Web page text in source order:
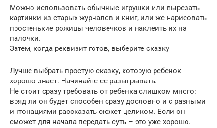
Можно использовать обычные игрушки или вырезать
картинки из старых журналов и книг, или же нарисовать
простенькие рожицы человечков и наклеить их на
палочки.
Затем, когда реквизит готов, выберите сказку
Лучше выбрать простую сказку, которую ребенок
хорошо знает. Начинайте ее разыгрывать.
Не стоит сразу требовать от ребенка слишком много:
вряд ли он будет способен сразу дословно и с разными
интонациями рассказать сюжет целиком. Если он
сможет для начала передать суть – это уже хорошо.